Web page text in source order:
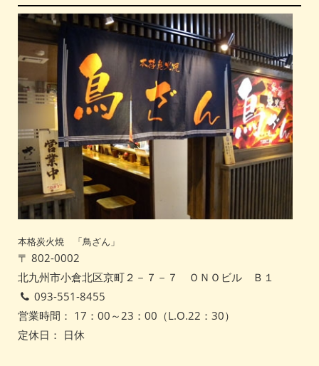
本格炭火焼 「鳥ざん」
〒 802-0002
北九州市小倉北区京町２－７－７ ＯＮＯビル Ｂ１
093-551-8455
営業時間： 17：00～23：00（L.O.22：30）
定休日： 日休